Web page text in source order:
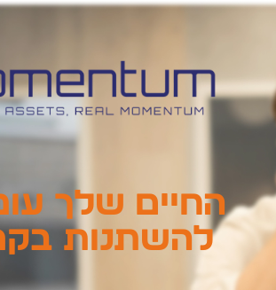
החיים שלך
להשתנות